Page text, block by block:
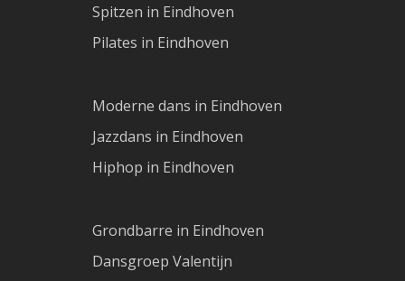
Spitzen in Eindhoven
Pilates in Eindhoven
Moderne dans in Eindhoven
Jazzdans in Eindhoven
Hiphop in Eindhoven
Grondbarre in Eindhoven
Dansgroep Valentijn